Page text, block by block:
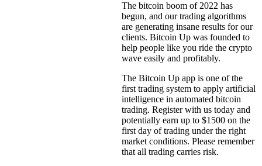
The bitcoin boom of 2022 has
begun, and our trading algorithms
are generating insane results for our
clients. Bitcoin Up was founded to
help people like you ride the crypto
wave easily and profitably.
The Bitcoin Up app is one of the
first trading system to apply artificial
intelligence in automated bitcoin
trading. Register with us today and
potentially earn up to $1500 on the
first day of trading under the right
market conditions. Please remember
that all trading carries risk.